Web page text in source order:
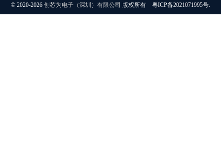
© 2020-2026 创芯为电子（深圳）有限公司 版权所有 粤ICP备2021071995号.